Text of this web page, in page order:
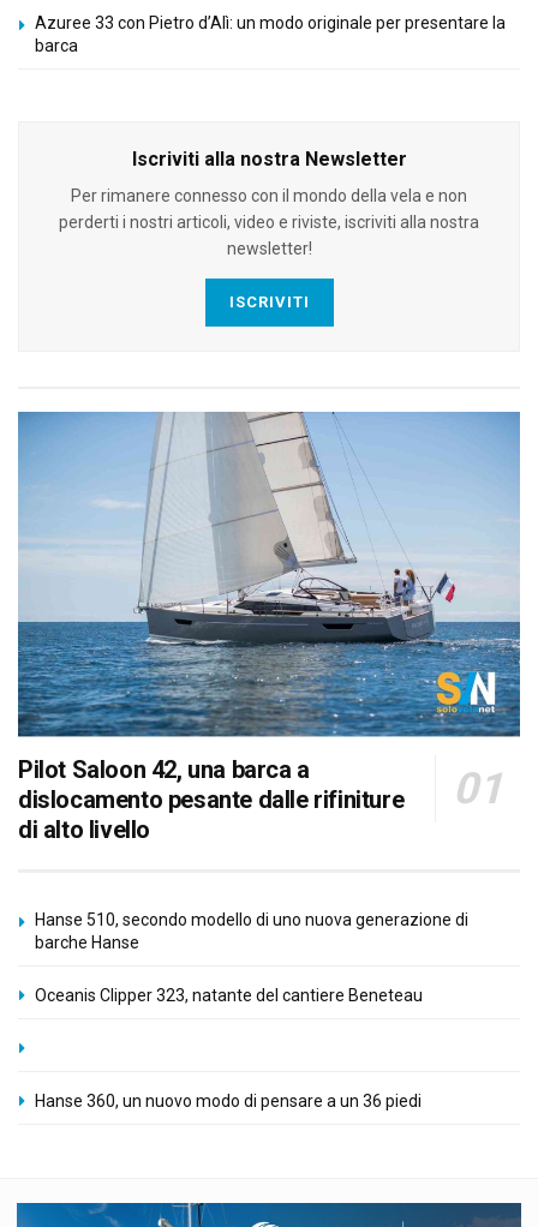
Azuree 33 con Pietro d’Alì: un modo originale per presentare la
barca
Iscriviti alla nostra Newsletter
Per rimanere connesso con il mondo della vela e non
perderti i nostri articoli, video e riviste, iscriviti alla nostra
newsletter!
ISCRIVITI
Pilot Saloon 42, una barca a
dislocamento pesante dalle rifiniture
di alto livello
Hanse 510, secondo modello di uno nuova generazione di
barche Hanse
Oceanis Clipper 323, natante del cantiere Beneteau
Hanse 360, un nuovo modo di pensare a un 36 piedi